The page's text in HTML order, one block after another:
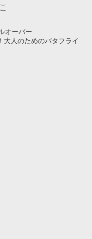
オーバー
人のためのバタフライ